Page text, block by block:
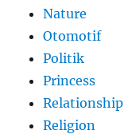
Nature
Otomotif
Politik
Princess
Relationship
Religion